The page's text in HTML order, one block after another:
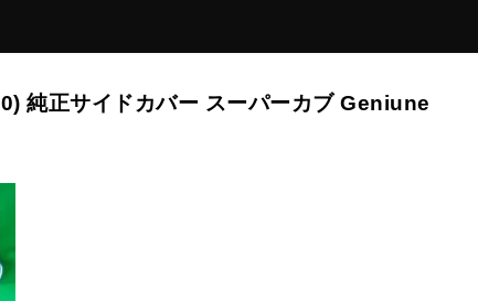
純正サイドカバー スーパーカブ Geniune